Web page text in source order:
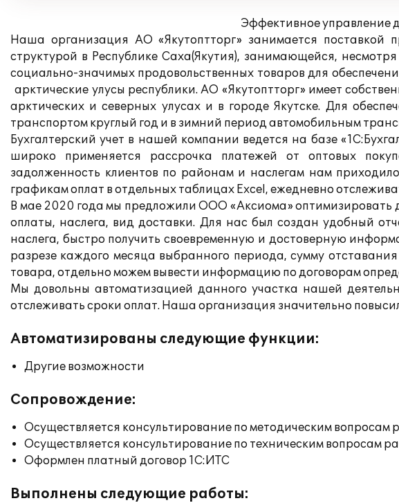
Эффективное управление
Наша организация АО «Якутоптторг» занимается поставкой
структурой в Республике Саха(Якутия), занимающейся,
социально-значимых продовольственных товаров для
арктические улусы республики. АО «Якутоптторг» имеет
арктических и северных улусах и в городе Якутске. Для
транспортом круглый год и в зимний период автомобильным
Бухгалтерский учет в нашей компании ведется на базе
широко применяется рассрочка платежей от оптовых
задолженность клиентов по районам и наслегам нам
графикам оплат в отдельных таблицах Excel, ежедневно
В мае 2020 года мы предложили ООО «Аксиома» оптимизировать
оплаты, наслега, вид доставки. Для нас был создан удобный
наслега, быстро получить своевременную и достоверную
разрезе каждого месяца выбранного периода, сумму
товара, отдельно можем вывести информацию по договорам
Мы довольны автоматизацией данного участка нашей
отслеживать сроки оплат. Наша организация значительно
Автоматизированы следующие функции:
Другие возможности
Сопровождение:
Осуществляется консультирование по методическим вопросам
Осуществляется консультирование по техническим вопросам
Оформлен платный договор 1С:ИТС
Выполнены следующие работы: